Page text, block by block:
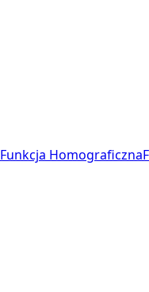
Funkcja Homograficzna